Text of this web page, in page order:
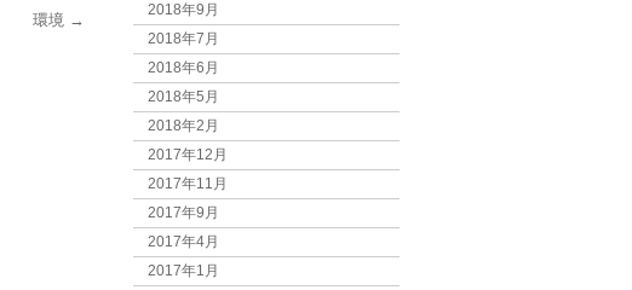
環境 →
2018年9月
2018年7月
2018年6月
2018年5月
2018年2月
2017年12月
2017年11月
2017年9月
2017年4月
2017年1月